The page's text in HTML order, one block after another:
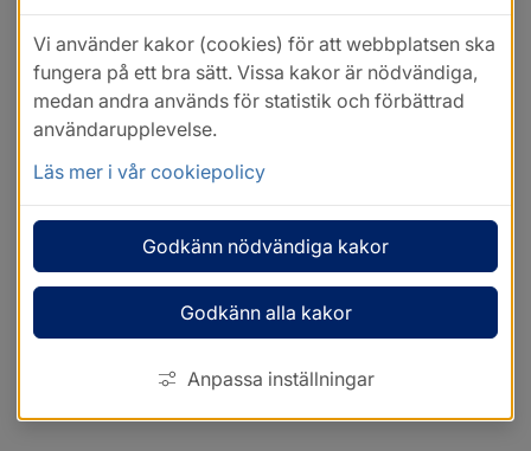
Vi använder kakor (cookies) för att webbplatsen ska
fungera på ett bra sätt. Vissa kakor är nödvändiga,
medan andra används för statistik och förbättrad
användarupplevelse.
Läs mer i vår cookiepolicy
Godkänn nödvändiga kakor
Godkänn alla kakor
Anpassa inställningar